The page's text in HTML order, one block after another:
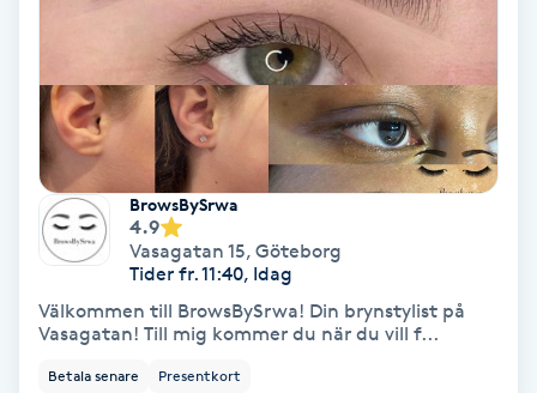
Yoga
Yoga Nidra
Yogamassage
Zonterapi
BrowsBySrwa
4.9
Vasagatan 15, Göteborg
Tider fr. 11:40, Idag
Välkommen till BrowsBySrwa! Din brynstylist på
Vasagatan! Till mig kommer du när du vill f...
Betala senare Presentkort